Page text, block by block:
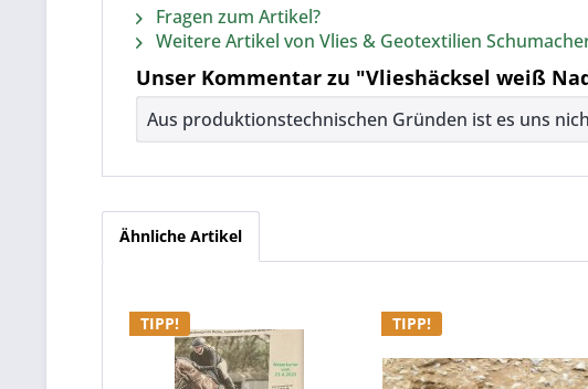
Fragen zum Artikel?
Weitere Artikel von Vlies & Geotextilien
Unser Kommentar zu "Vlieshäcksel weiß
Aus produktionstechnischen Gründen ist es uns
Ähnliche Artikel
TIPP! TIPP!